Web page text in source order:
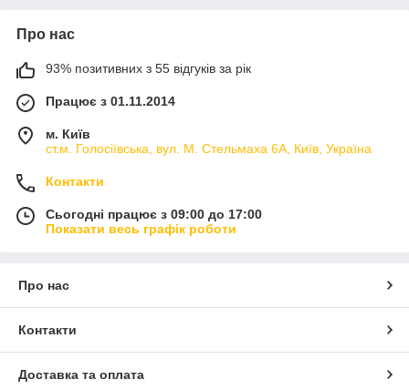
Про нас
93% позитивних з 55 відгуків за рік
Працює з 01.11.2014
м. Київ
ст.м. Голосіївська, вул. М. Стельмаха 6А, Київ, Україна
Контакти
Сьогодні працює з 09:00 до 17:00
Показати весь графік роботи
Про нас
Контакти
Доставка та оплата